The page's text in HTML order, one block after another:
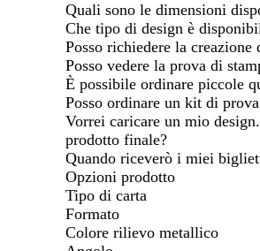
Quali sono le dimensioni
Che tipo di design è
Posso richiedere la
Posso vedere la prova di
È possibile ordinare piccole
Posso ordinare un kit di
Vorrei caricare un mio
prodotto finale?
Quando riceverò i miei
Opzioni prodotto
Tipo di carta
Formato
Colore rilievo metallico